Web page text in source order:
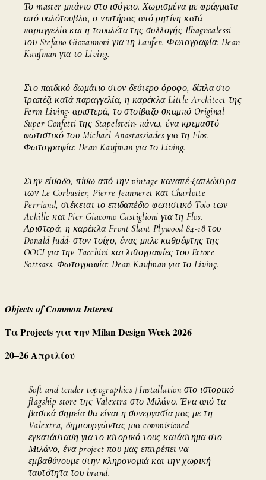
Το master μπάνιο στο ισόγειο. Χωρισμένα με φράγματα
από υαλότουβλα, ο νιπτήρας από ρητίνη κατά
παραγγελία και η τουαλέτα της συλλογής Ilbagnoalessi
του Stefano Giovannoni για τη Laufen. Φωτογραφία: Dean
Kaufman για το Living.
Στο παιδικό δωμάτιο στον δεύτερο όροφο, δίπλα στο
τραπέζι κατά παραγγελία, η καρέκλα Little Architect της
Ferm Living· αριστερά, το στοίβαζο σκαμπό Original
Super Confetti της Stapelstein· πάνω, ένα κρεμαστό
φωτιστικό του Michael Anastassiades για τη Flos.
Φωτογραφία: Dean Kaufman για το Living.
Στην είσοδο, πίσω από την vintage καναπέ-ξαπλώστρα
των Le Corbusier, Pierre Jeanneret και Charlotte
Perriand, στέκεται το επιδαπέδιο φωτιστικό Toio των
Achille και Pier Giacomo Castiglioni για τη Flos.
Αριστερά, η καρέκλα Front Slant Plywood 84-18 του
Donald Judd· στον τοίχο, ένας μπλε καθρέφτης της
OOCI για την Tacchini και λιθογραφίες του Ettore
Sottsass. Φωτογραφία: Dean Kaufman για το Living.
Objects of Common Interest
Τα Projects για την Milan Design Week 2026
20–26 Απριλίου
Soft and tender topographies | Installation στο ιστορικό
flagship store της Valextra στο Μιλάνο. Ένα από τα
βασικά σημεία θα είναι η συνεργασία μας με τη
Valextra, δημιουργώντας μια commisioned
εγκατάσταση για το ιστορικό τους κατάστημα στο
Μιλάνο, ένα project που μας επιτρέπει να
εμβαθύνουμε στην κληρονομιά και την χωρική
ταυτότητα του brand.